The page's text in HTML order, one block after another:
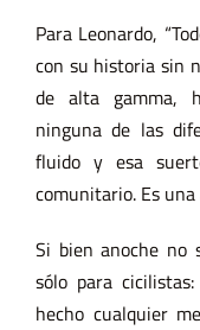
Para Leonardo,
con su historia sin
de alta gamma,
ninguna de las
fluido y esa
comunitario. Es
Si bien anoche no
sólo para
hecho cualquier